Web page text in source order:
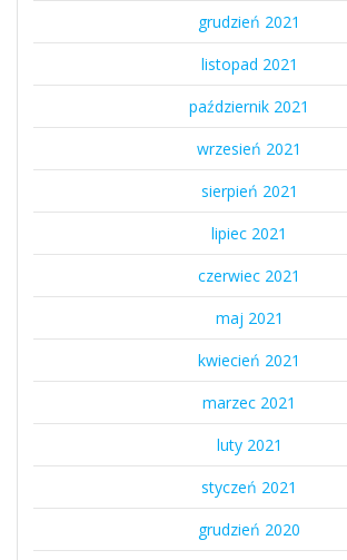
grudzień 2021
listopad 2021
październik 2021
wrzesień 2021
sierpień 2021
lipiec 2021
czerwiec 2021
maj 2021
kwiecień 2021
marzec 2021
luty 2021
styczeń 2021
grudzień 2020